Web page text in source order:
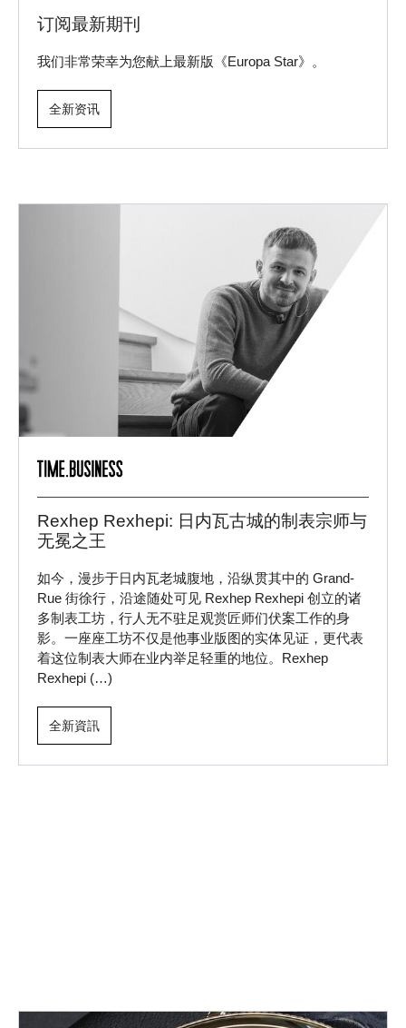
订阅最新期刊
我们非常荣幸为您献上最新版《Europa Star》。
全新资讯
Rexhep Rexhepi: 日内瓦古城的制表宗师与
无冕之王
如今，漫步于日内瓦老城腹地，沿纵贯其中的 Grand-
Rue 街徐行，沿途随处可见 Rexhep Rexhepi 创立的诸
多制表工坊，行人无不驻足观赏匠师们伏案工作的身
影。一座座工坊不仅是他事业版图的实体见证，更代表
着这位制表大师在业内举足轻重的地位。Rexhep
Rexhepi (…)
全新資訊